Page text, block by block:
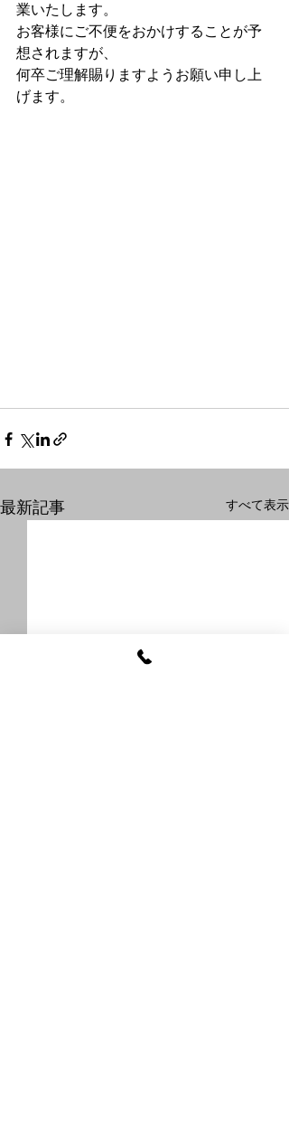
業いたします。
お客様にご不便をおかけすることが予
想されますが、
何卒ご理解賜りますようお願い申し上
げます。
最新記事 すべて表示